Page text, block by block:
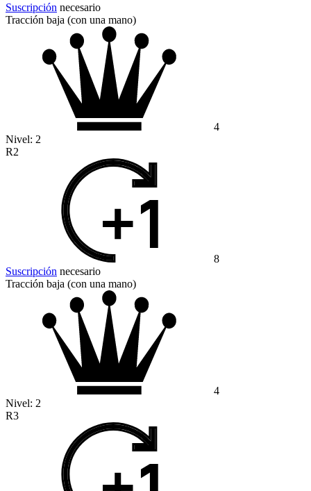
Suscripción necesario
Tracción baja (con una mano)
4
Nivel: 2
R2
8
Suscripción necesario
Tracción baja (con una mano)
4
Nivel: 2
R3